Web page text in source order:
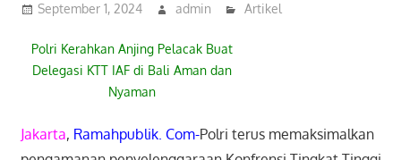
September 1, 2024 admin Artikel
Polri Kerahkan Anjing Pelacak Buat
Delegasi KTT IAF di Bali Aman dan
Nyaman
Jakarta, Ramahpublik. Com-Polri terus memaksimalkan